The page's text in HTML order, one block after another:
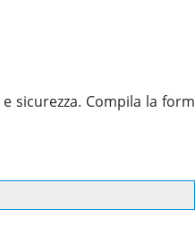
sicurezza. Compila la form